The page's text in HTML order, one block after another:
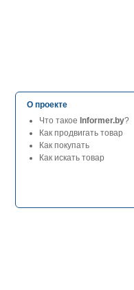
О проекте
Что такое Informer.by?
Как продвигать товар
Как покупать
Как искать товар